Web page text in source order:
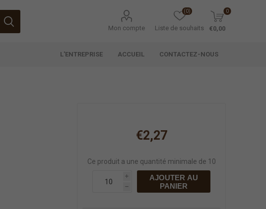
Mon compte Liste de souhaits
(0) 0
€0,00
L'ENTREPRISE ACCUEIL CONTACTEZ-NOUS
€2,27
Ce produit a une quantité minimale de 10
i
h
AJOUTER AU
PANIER